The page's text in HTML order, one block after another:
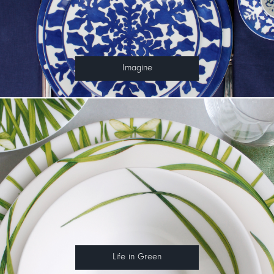
Imagine
Life in Green